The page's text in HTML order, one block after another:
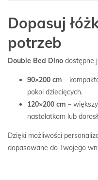
Dopasuj
potrzeb
Double Bed Dino dostępne
90×200 cm –
pokoi dziecięcych.
120×200 cm –
nastolatkom lub
Dzięki możliwości
dopasowane do Twojego